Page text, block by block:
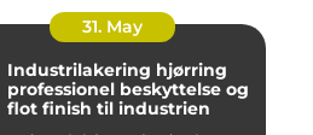
31. May
Industrilakering hjørring
professionel beskyttelse og
flot finish til industrien